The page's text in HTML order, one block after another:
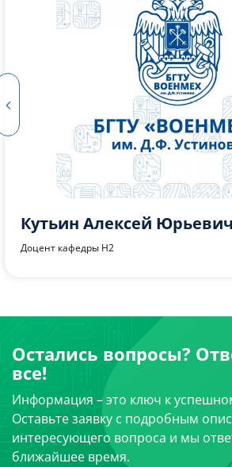
Добровольский Виктор
Ассистент кафедры Н2
Остались вопросы?
все!
Информация – это ключ к
Оставьте заявку с подробным
интересующего вопроса и мы
ближайшее время.